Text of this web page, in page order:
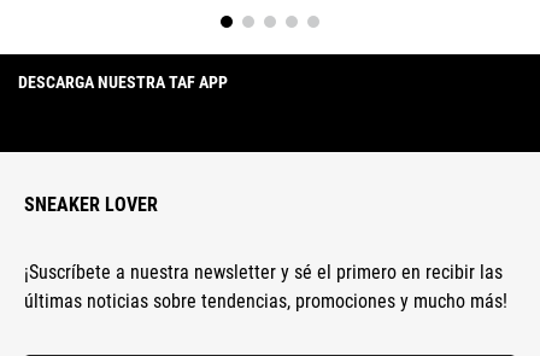
DESCARGA NUESTRA TAF APP
SNEAKER LOVER
¡Suscríbete a nuestra newsletter y sé el primero en recibir las
últimas noticias sobre tendencias, promociones y mucho más!